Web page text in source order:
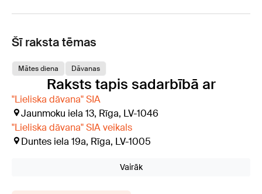
Šī raksta tēmas
Mātes diena Dāvanas
Raksts tapis sadarbībā ar
"Lieliska dāvana" SIA
Jaunmoku iela 13, Rīga, LV-1046
"Lieliska dāvana" SIA veikals
Duntes iela 19a, Rīga, LV-1005
Vairāk